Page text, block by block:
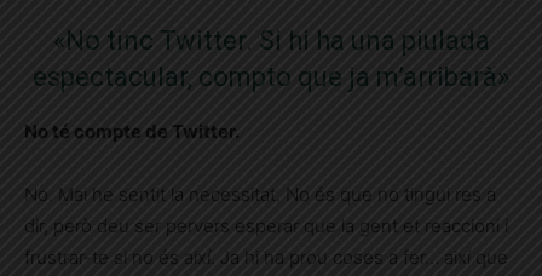
«No tinc Twitter. Si hi ha una piulada
espectacular, compto que ja m’arribarà»
No té compte de Twitter.
No. Mai he sentit la necessitat. No és que no tingui res a
dir, però deu ser pervers esperar que la gent et reaccioni i
frustrar-te si no és així. Ja hi ha prou coses a fer… així que